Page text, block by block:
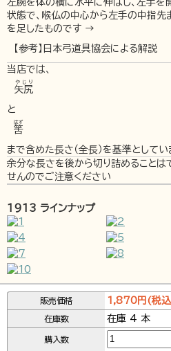
状態で、喉仏の中心から左手の中指
を足したものです →
【参考】日本弓道具協会による解説
当店では、
矢尻
やじり
と
筈
はず
まで含めた長さ（全長）を基準としてい
余分な長さを後から切り詰めることは
せんのでご注意ください
1913 ラインナップ
販売価格 1,870円(税
在庫数 在庫 4 本
購入数